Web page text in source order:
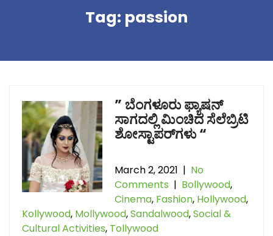
Tag: passion
” ಬೆಂಗಳೂರು ಫ್ಯಾಷನ್
ಸಾಗದಲ್ಲಿ ಮಿಂಚಿದ ಸೆಲೆಬ್ರಿಟಿ
ಶೋಸ್ಟಾಪರ್‌ಗಳು “
March 2, 2021 | No
Comments | Bollywood,
Cinema, Fashion, Hollywood,
Kollywood, Mollywood,Sandalwood,Social &
Cultural Activities, Tollywood